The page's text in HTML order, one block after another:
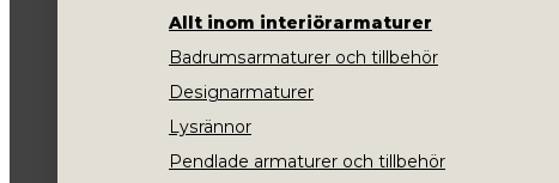
Allt inom interiörarmaturer
Badrumsarmaturer och tillbehör
Designarmaturer
Lysrännor
Pendlade armaturer och tillbehör